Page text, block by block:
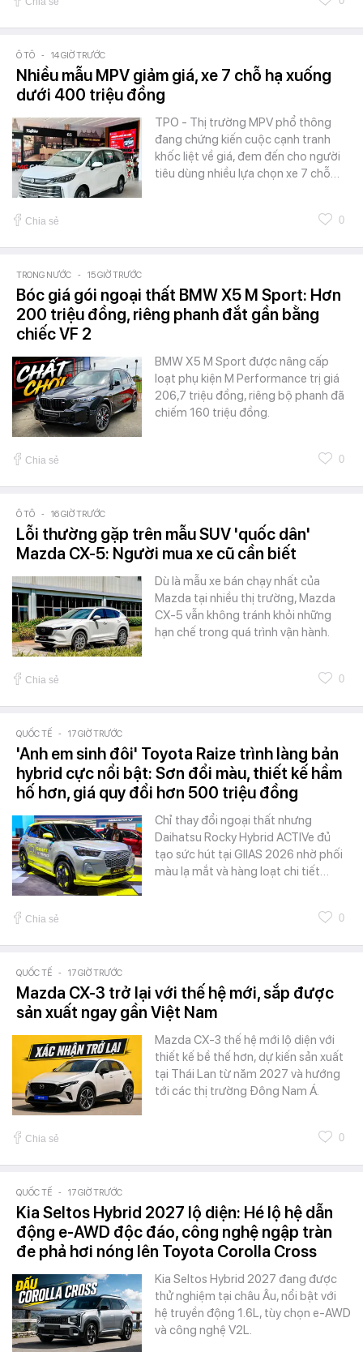
Ô TÔ - 14 GIỜ TRƯỚC
Nhiều mẫu MPV giảm giá, xe 7 chỗ hạ xuống
dưới 400 triệu đồng
TPO - Thị trường MPV phổ thông
đang chứng kiến cuộc cạnh tranh
khốc liệt về giá, đem đến cho người
tiêu dùng nhiều lựa chọn xe 7 chỗ…
Chia sẻ 0
TRONG NƯỚC - 15 GIỜ TRƯỚC
Bóc giá gói ngoại thất BMW X5 M Sport: Hơn
200 triệu đồng, riêng phanh đắt gần bằng
chiếc VF 2
BMW X5 M Sport được nâng cấp
loạt phụ kiện M Performance trị giá
206,7 triệu đồng, riêng bộ phanh đã
chiếm 160 triệu đồng.
Chia sẻ 0
Ô TÔ - 16 GIỜ TRƯỚC
Lỗi thường gặp trên mẫu SUV 'quốc dân'
Mazda CX-5: Người mua xe cũ cần biết
Dù là mẫu xe bán chạy nhất của
Mazda tại nhiều thị trường, Mazda
CX-5 vẫn không tránh khỏi những
hạn chế trong quá trình vận hành.
Chia sẻ 0
QUỐC TẾ - 17 GIỜ TRƯỚC
'Anh em sinh đôi' Toyota Raize trình làng bản
hybrid cực nổi bật: Sơn đổi màu, thiết kế hầm
hố hơn, giá quy đổi hơn 500 triệu đồng
Chỉ thay đổi ngoại thất nhưng
Daihatsu Rocky Hybrid ACTIVe đủ
tạo sức hút tại GIIAS 2026 nhờ phối
màu lạ mắt và hàng loạt chi tiết…
Chia sẻ 0
QUỐC TẾ - 17 GIỜ TRƯỚC
Mazda CX-3 trở lại với thế hệ mới, sắp được
sản xuất ngay gần Việt Nam
Mazda CX-3 thế hệ mới lộ diện với
thiết kế bề thế hơn, dự kiến sản xuất
tại Thái Lan từ năm 2027 và hướng
tới các thị trường Đông Nam Á.
Chia sẻ 0
QUỐC TẾ - 17 GIỜ TRƯỚC
Kia Seltos Hybrid 2027 lộ diện: Hé lộ hệ dẫn
động e-AWD độc đáo, công nghệ ngập tràn
đe phả hơi nóng lên Toyota Corolla Cross
Kia Seltos Hybrid 2027 đang được
thử nghiệm tại châu Âu, nổi bật với
hệ truyền động 1.6L, tùy chọn e-AWD
và công nghệ V2L.